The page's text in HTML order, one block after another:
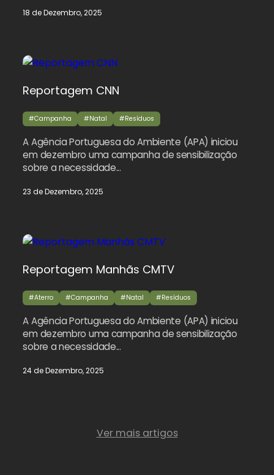
18 de Dezembro, 2025
Reportagem CNN
#Campanha #Natal #Resíduos
A Agência Portuguesa do Ambiente (APA) iniciou
em dezembro uma campanha de sensibilização
sobre a necessidade...
23 de Dezembro, 2025
Reportagem Manhãs CMTV
#Aterro #Campanha #Natal #Resíduos
A Agência Portuguesa do Ambiente (APA) iniciou
em dezembro uma campanha de sensibilização
sobre a necessidade...
24 de Dezembro, 2025
Ver mais artigos